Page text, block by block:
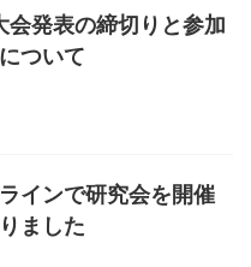
発表の締切りと参加
ついて
インで研究会を開催
ました